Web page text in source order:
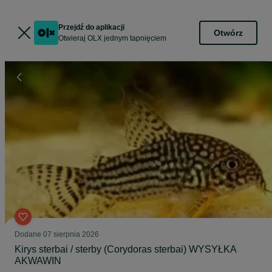
Przejdź do aplikacji
Otwieraj OLX jednym tapnięciem
Otwórz
Dodane 07 sierpnia 2026
Kirys sterbai / sterby (Corydoras sterbai) WYSYŁKA
AKWAWIN